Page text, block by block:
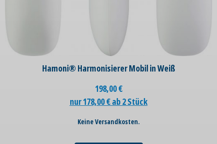
Hamoni® Harmonisierer Mobil in Weiß
198,00€
nur 178,00 € ab 2 Stück
Keine Versandkosten.